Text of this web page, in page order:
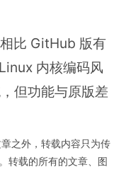
比 GitHub 版有
内核编码风
但功能与原版差
之外，转载内容只为传
转载的所有的文章、图